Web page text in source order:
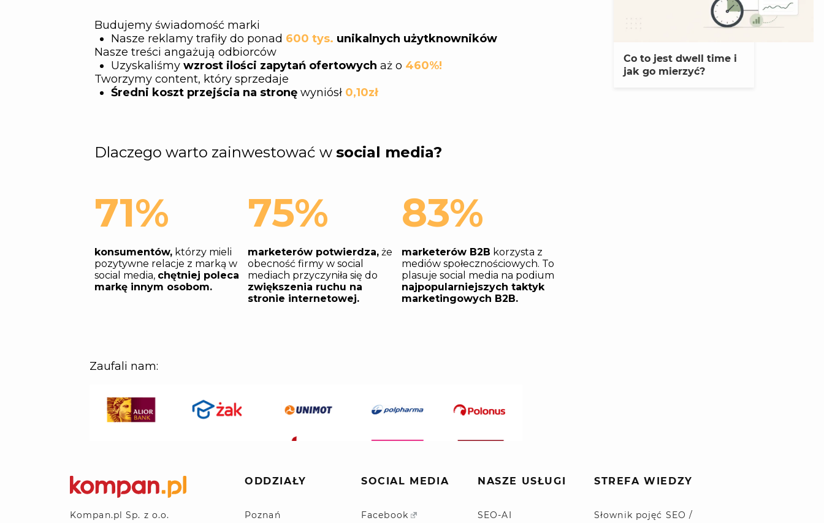
Co to jest dwell time i
jak go mierzyć?
Kompan.pl Sp. z o.o.
ODDZIAŁY
Poznań
SOCIAL MEDIA
Facebook
NASZE USŁUGI
SEO-AI
STREFA WIEDZY
Słownik pojęć SEO /